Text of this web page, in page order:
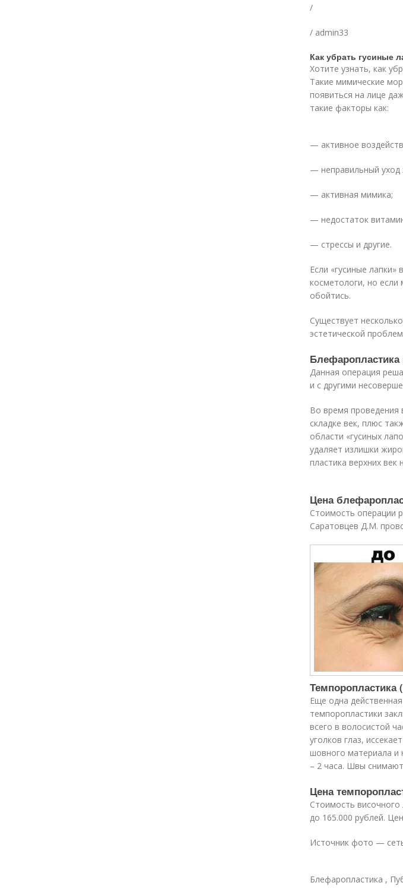
/
/ admin33
Как убрать гусиные
Хотите узнать, как
Такие мимические
появиться на лице
такие факторы как:
— активное
— неправильный уход
— активная мимика;
— недостаток
— стрессы и другие.
Если «гусиные
косметологи, но
обойтись.
Существует
эстетической
Блефаропластика
Данная операция
и с другими
Во время проведения
складке век, плюс
области «гусиных
удаляет излишки
пластика верхних
Цена
Стоимость операции
Саратовцев Д.М.
Еще одна
темпоропластики
всего в волосистой
уголков глаз,
шовного материала и
– 2 часа. Швы
Цена
Стоимость
до 165.000 рублей.
Источник фото —
Блефаропластика ,